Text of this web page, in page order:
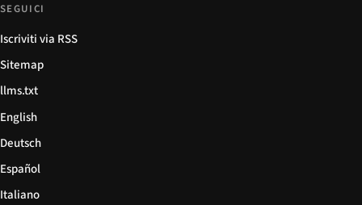
SEGUICI
Iscriviti via RSS
Sitemap
llms.txt
English
Deutsch
Español
Italiano